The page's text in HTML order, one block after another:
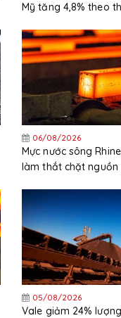
Mỹ tăng 4,8% theo
06/08/2026
Mực nước sông
làm thắt chặt nguồn
05/08/2026
Vale giảm 24%